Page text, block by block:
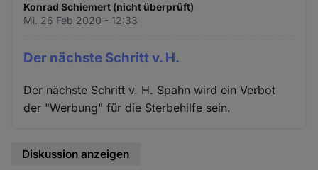
Konrad Schiemert (nicht überprüft)
Mi. 26 Feb 2020 - 12:33
Der nächste Schritt v. H.
Der nächste Schritt v. H. Spahn wird ein Verbot
der "Werbung" für die Sterbehilfe sein.
Diskussion anzeigen